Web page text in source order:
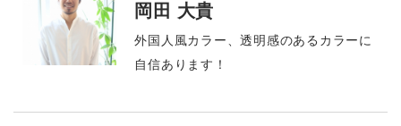
岡田 大貴
外国人風カラー、透明感のあるカラーに
自信あります！